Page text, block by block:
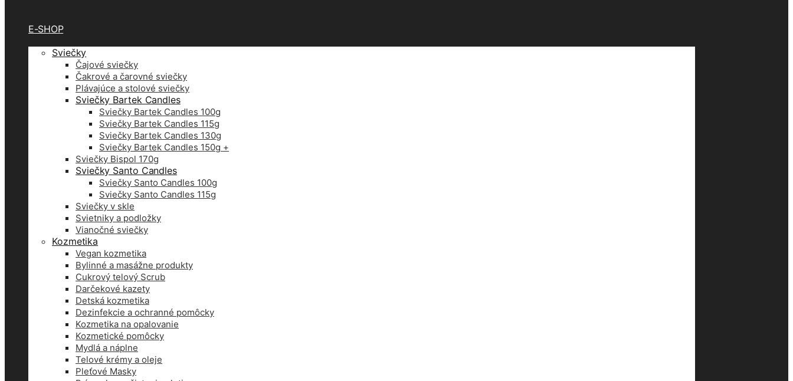
E-SHOP
Sviečky
Čajové sviečky
Čakrové a čarovné sviečky
Plávajúce a stolové sviečky
Sviečky Bartek Candles
Sviečky Bartek Candles 100g
Sviečky Bartek Candles 115g
Sviečky Bartek Candles 130g
Sviečky Bartek Candles 150g +
Sviečky Bispol 170g
Sviečky Santo Candles
Sviečky Santo Candles 100g
Sviečky Santo Candles 115g
Sviečky v skle
Svietniky a podložky
Vianočné sviečky
Kozmetika
Vegan kozmetika
Bylinné a masážne produkty
Cukrový telový Scrub
Darčekové kazety
Detská kozmetika
Dezinfekcie a ochranné pomôcky
Kozmetika na opalovanie
Kozmetické pomôcky
Mydlá a náplne
Telové krémy a oleje
Pleťové Masky